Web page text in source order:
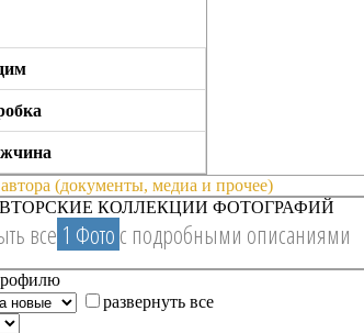
(документы, медиа и прочее)
КОЛЛЕКЦИИ ФОТОГРАФИЙ
все 1 Фото с подробными описаниями
развернуть все